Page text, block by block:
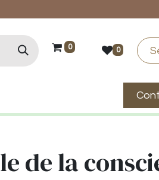
0 0
de la